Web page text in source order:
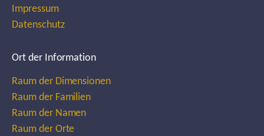
Impressum
Datenschutz
Ort der Information
Raum der Dimensionen
Raum der Familien
Raum der Namen
Raum der Orte